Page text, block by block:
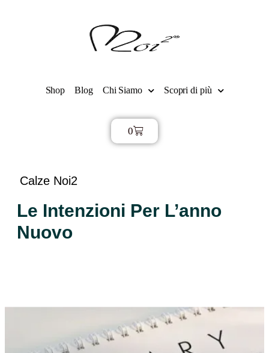
Shop Blog Chi Siamo Scopri di più
0
Calze Noi2
Le Intenzioni Per L’anno
Nuovo